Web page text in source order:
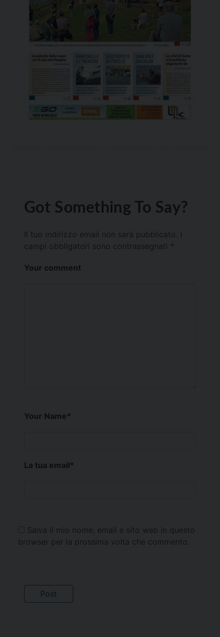
Got Something To Say?
Il tuo indirizzo email non sarà pubblicato.
campi obbligatori sono contrassegnati *
Your comment
Your Name*
La tua email*
Salva il mio nome, email e sito web in questo
browser per la prossima volta che commento.